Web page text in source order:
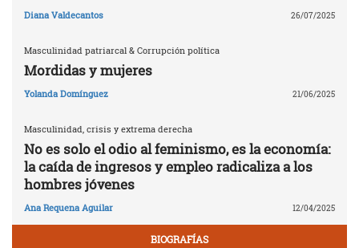
Diana Valdecantos 26/07/2025
Masculinidad patriarcal & Corrupción política
Mordidas y mujeres
Yolanda Domínguez 21/06/2025
Masculinidad, crisis y extrema derecha
No es solo el odio al feminismo, es la economía:
la caída de ingresos y empleo radicaliza a los
hombres jóvenes
Ana Requena Aguilar 12/04/2025
BIOGRAFÍAS